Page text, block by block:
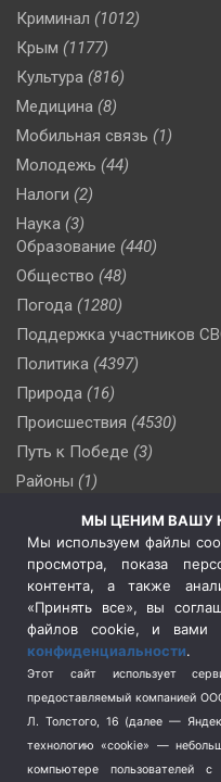
Криминал (1012)
Крым (1177)
Культура (816)
Медицина (8)
Мобильная связь (1)
Молодежь (44)
Налоги (2)
Наука (3)
Образование (440)
Общество (48)
Погода (1280)
Поддержка участников
Политика (4397)
Природа (16)
Происшествия (4530)
Путь к Победе (3)
Районы (1)
Сельское хозяйство (3)
Социальная политика
(3)
Спецоперация в Украине
Спецоперация на Украине
Спорт (740)
Терроризм (1)
Транспорт (262)
Туризм (178)
МЫ ЦЕНИМ ВАШУ
Мы используем файлы
просмотра, показа
контента, а также
«Принять все», вы
файлов cookie, и вами
конфиденциальности.
Этот сайт использует
предоставляемый компанией
Л. Толстого, 16 (далее —
технологию «cookie» —
компьютере пользователей